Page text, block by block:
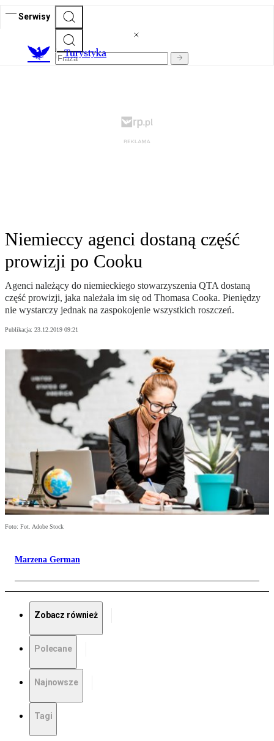
Serwisy
Turystyka
Niemieccy agenci dostaną część
prowizji po Cooku
Agenci należący do niemieckiego stowarzyszenia QTA dostaną
część prowizji, jaka należała im się od Thomasa Cooka. Pieniędzy
nie wystarczy jednak na zaspokojenie wszystkich roszczeń.
Publikacja: 23.12.2019 09:21
Foto: Fot. Adobe Stock
Marzena German
Zobacz również
Polecane
Najnowsze
Tagi